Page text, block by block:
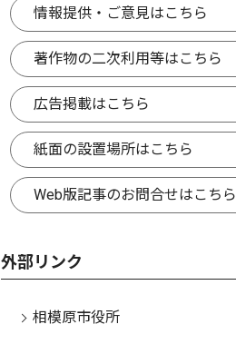
情報提供・ご意見はこちら
著作物の二次利用等はこちら
広告掲載はこちら
紙面の設置場所はこちら
Web版記事のお問合せはこちら
外部リンク
相模原市役所